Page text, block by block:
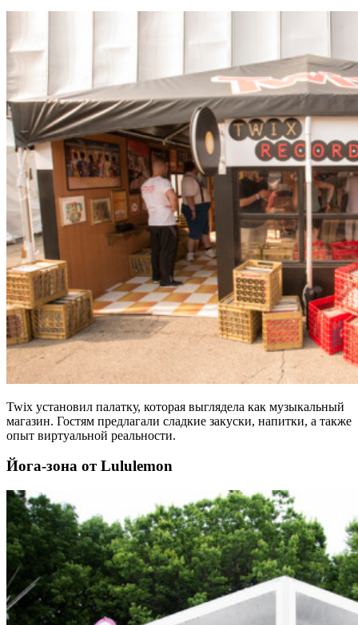
Twix установил палатку, которая выглядела как музыкальный
магазин. Гостям предлагали сладкие закуски, напитки, а также
опыт виртуальной реальности.
Йога-зона от Lululemon